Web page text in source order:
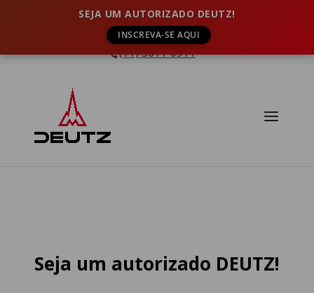
SEJA UM AUTORIZADO DEUTZ!
INSCREVA-SE AQUI
(11) 3611-0911
Seja um autorizado DEUTZ!